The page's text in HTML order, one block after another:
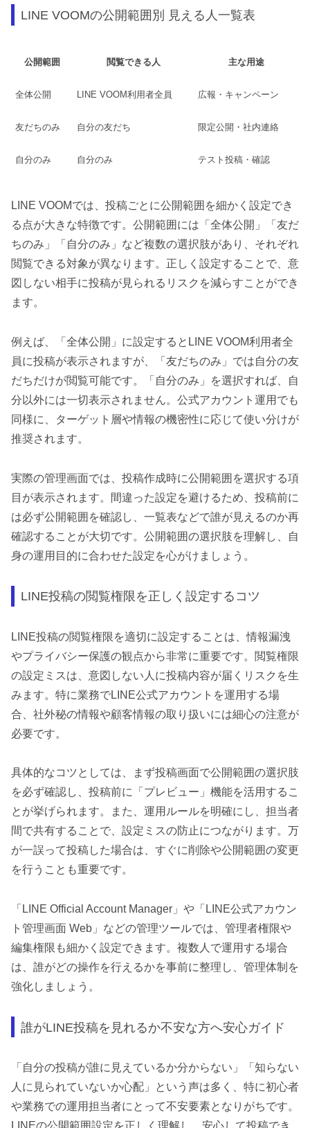
LINE VOOMの公開範囲別 見える人一覧表
公開範囲 閲覧できる人 主な用途
全体公開 LINE VOOM利用者全員 広報・キャンペーン
友だちのみ 自分の友だち 限定公開・社内連絡
自分のみ 自分のみ テスト投稿・確認
LINE VOOMでは、投稿ごとに公開範囲を細かく設定でき
る点が大きな特徴です。公開範囲には「全体公開」「友だ
ちのみ」「自分のみ」など複数の選択肢があり、それぞれ
閲覧できる対象が異なります。正しく設定することで、意
図しない相手に投稿が見られるリスクを減らすことができ
ます。
例えば、「全体公開」に設定するとLINE VOOM利用者全
員に投稿が表示されますが、「友だちのみ」では自分の友
だちだけが閲覧可能です。「自分のみ」を選択すれば、自
分以外には一切表示されません。公式アカウント運用でも
同様に、ターゲット層や情報の機密性に応じて使い分けが
推奨されます。
実際の管理画面では、投稿作成時に公開範囲を選択する項
目が表示されます。間違った設定を避けるため、投稿前に
は必ず公開範囲を確認し、一覧表などで誰が見えるのか再
確認することが大切です。公開範囲の選択肢を理解し、自
身の運用目的に合わせた設定を心がけましょう。
LINE投稿の閲覧権限を正しく設定するコツ
LINE投稿の閲覧権限を適切に設定することは、情報漏洩
やプライバシー保護の観点から非常に重要です。閲覧権限
の設定ミスは、意図しない人に投稿内容が届くリスクを生
みます。特に業務でLINE公式アカウントを運用する場
合、社外秘の情報や顧客情報の取り扱いには細心の注意が
必要です。
具体的なコツとしては、まず投稿画面で公開範囲の選択肢
を必ず確認し、投稿前に「プレビュー」機能を活用するこ
とが挙げられます。また、運用ルールを明確にし、担当者
間で共有することで、設定ミスの防止につながります。万
が一誤って投稿した場合は、すぐに削除や公開範囲の変更
を行うことも重要です。
「LINE Official Account Manager」や「LINE公式アカウン
ト管理画面 Web」などの管理ツールでは、管理者権限や
編集権限も細かく設定できます。複数人で運用する場合
は、誰がどの操作を行えるかを事前に整理し、管理体制を
強化しましょう。
誰がLINE投稿を見れるか不安な方へ安心ガイド
「自分の投稿が誰に見えているか分からない」「知らない
人に見られていないか心配」という声は多く、特に初心者
や業務での運用担当者にとって不安要素となりがちです。